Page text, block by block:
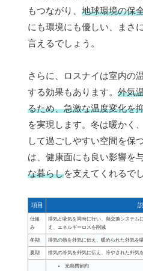
もつながり、 地球環境の保
にも環境にも優しい、まさ
言えるでしょう。
さらに、ロスナイは室内の
する効果もあります。 外気
るため、急激な温度変化を
を実現します。冬は暖かく
して過ごしやすい空間を保
は、健康面にも良い影響を与
な暮らしを支えてくれるで
項目
仕組
み
排気と吸気を同時に行い、熱交換システム
え、エネルギーロスを削減
冬期 排気の熱を外気に伝え、暖められた外気を
夏期 排気の冷気を外気に伝え、冷やされた外気
光熱費節約